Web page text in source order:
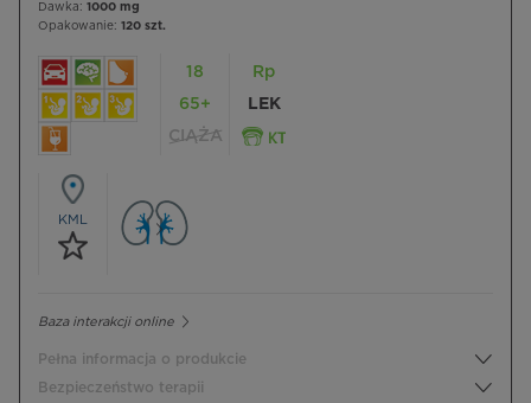
Dawka: 1000 mg
Opakowanie: 120 szt.
18
65+
CIĄŻA
Rp
LEK
KML
Baza interakcji online
Pełna informacja o produkcie
Bezpieczeństwo terapii